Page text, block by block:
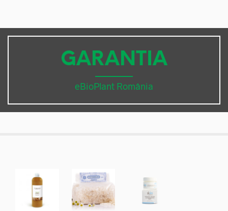
GARANTIA
eBioPlant România